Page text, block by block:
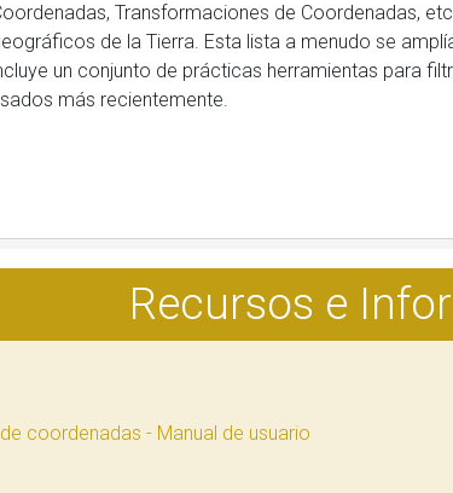
Transformaciones de Coordenadas,
de la Tierra. Esta lista a menudo se
un conjunto de prácticas herramientas para
más recientemente.
Recursos e
coordenadas - Manual de usuario